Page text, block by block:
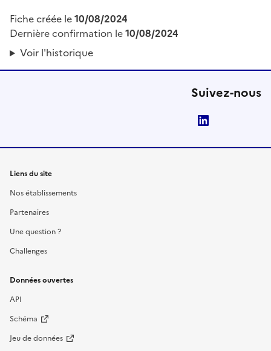
Fiche créée le10/08/2024
Dernière confirmation le10/08/2024
Voir l'historique
Suivez-nous
Liens du site
Nos établissements
Partenaires
Une question ?
Challenges
Données ouvertes
API
Schéma
Jeu de données